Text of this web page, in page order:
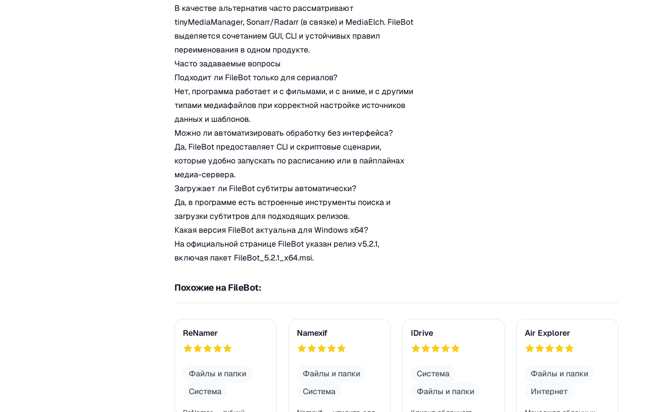
В качестве альтернатив часто рассматривают
tinyMediaManager, Sonarr/Radarr (в связке) и MediaElch. FileBot
выделяется сочетанием GUI, CLI и устойчивых правил
переименования в одном продукте.
Часто задаваемые вопросы
Подходит ли FileBot только для сериалов?
Нет, программа работает и с фильмами, и с аниме, и с другими
типами медиафайлов при корректной настройке источников
данных и шаблонов.
Можно ли автоматизировать обработку без интерфейса?
Да, FileBot предоставляет CLI и скриптовые сценарии,
которые удобно запускать по расписанию или в пайплайнах
медиа-сервера.
Загружает ли FileBot субтитры автоматически?
Да, в программе есть встроенные инструменты поиска и
загрузки субтитров для подходящих релизов.
Какая версия FileBot актуальна для Windows x64?
На официальной странице FileBot указан релиз v5.2.1,
включая пакет FileBot_5.2.1_x64.msi.
Похожие на FileBot:
ReNamer
ReNamer
Файлы и папки
Система
Namexif
Namexif
Файлы и папки
Система
IDrive
IDrive
Система
Файлы и папки
Air Explorer
Air Explorer
Файлы и папки
Интернет